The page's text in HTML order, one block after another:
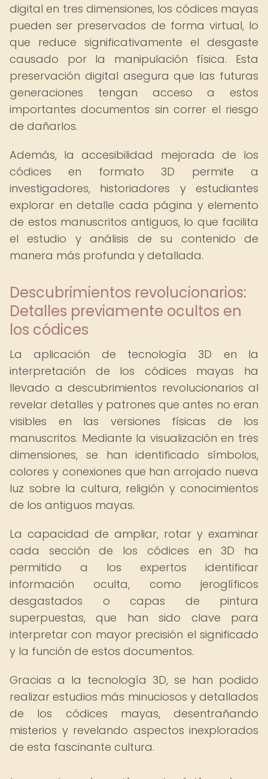
digital en tres dimensiones, los códices mayas
pueden ser preservados de forma virtual, lo
que reduce significativamente el desgaste
causado por la manipulación física. Esta
preservación digital asegura que las futuras
generaciones tengan acceso a estos
importantes documentos sin correr el riesgo
de dañarlos.
Además, la accesibilidad mejorada de los
códices en formato 3D permite a
investigadores, historiadores y estudiantes
explorar en detalle cada página y elemento
de estos manuscritos antiguos, lo que facilita
el estudio y análisis de su contenido de
manera más profunda y detallada.
Descubrimientos revolucionarios:
Detalles previamente ocultos en
los códices
La aplicación de tecnología 3D en la
interpretación de los códices mayas ha
llevado a descubrimientos revolucionarios al
revelar detalles y patrones que antes no eran
visibles en las versiones físicas de los
manuscritos. Mediante la visualización en tres
dimensiones, se han identificado símbolos,
colores y conexiones que han arrojado nueva
luz sobre la cultura, religión y conocimientos
de los antiguos mayas.
La capacidad de ampliar, rotar y examinar
cada sección de los códices en 3D ha
permitido a los expertos identificar
información oculta, como jeroglíficos
desgastados o capas de pintura
superpuestas, que han sido clave para
interpretar con mayor precisión el significado
y la función de estos documentos.
Gracias a la tecnología 3D, se han podido
realizar estudios más minuciosos y detallados
de los códices mayas, desentrañando
misterios y revelando aspectos inexplorados
de esta fascinante cultura.